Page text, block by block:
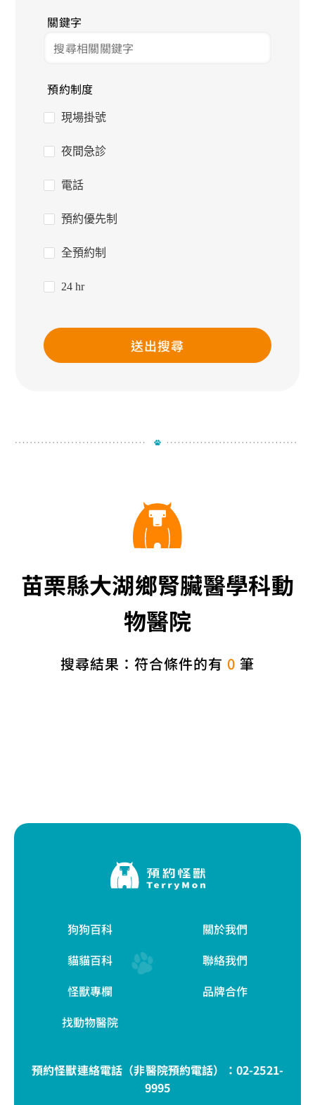
關鍵字
預約制度
現場掛號
夜間急診
電話
預約優先制
全預約制
24 hr
送出搜尋
苗栗縣大湖鄉腎臟醫學科動
物醫院
搜尋結果：符合條件的有 0 筆
狗狗百科
貓貓百科
怪獸專欄
找動物醫院
關於我們
聯絡我們
品牌合作
預約怪獸連絡電話（非醫院預約電話）： 02-2521-
9995